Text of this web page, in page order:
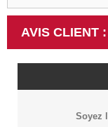
AVIS CLIENT :
Soyez